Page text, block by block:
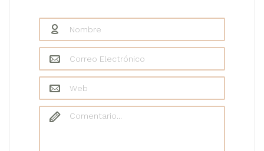
Nombre
Comentario